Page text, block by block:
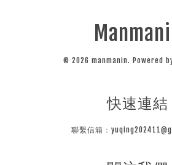
© 2026 manmanin. Powered
快速連結
聯繫信箱：